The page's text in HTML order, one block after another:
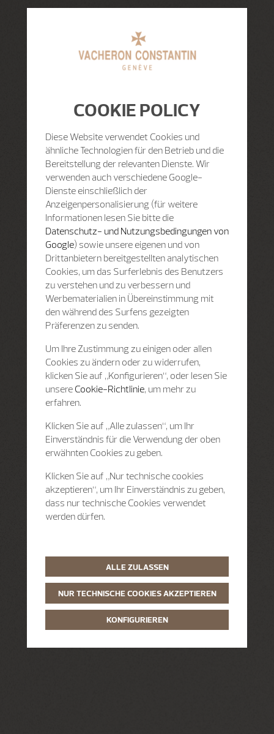
COOKIE POLICY
Diese Website verwendet Cookies und
ähnliche Technologien für den Betrieb und die
Bereitstellung der relevanten Dienste. Wir
verwenden auch verschiedene Google-
Dienste einschließlich der
Anzeigenpersonalisierung (für weitere
Informationen lesen Sie bitte die
Datenschutz- und Nutzungsbedingungen von
Google) sowie unsere eigenen und von
Drittanbietern bereitgestellten analytischen
Cookies, um das Surferlebnis des Benutzers
zu verstehen und zu verbessern und
Werbematerialien in Übereinstimmung mit
den während des Surfens gezeigten
Präferenzen zu senden.
Um Ihre Zustimmung zu einigen oder allen
Cookies zu ändern oder zu widerrufen,
klicken Sie auf „Konfigurieren“, oder lesen Sie
unsere Cookie-Richtlinie, um mehr zu
erfahren.
Klicken Sie auf „Alle zulassen“, um Ihr
Einverständnis für die Verwendung der oben
erwähnten Cookies zu geben.
Klicken Sie auf „Nur technische cookies
akzeptieren“, um Ihr Einverständnis zu geben,
dass nur technische Cookies verwendet
werden dürfen.
ALLE ZULASSEN
NUR TECHNISCHE COOKIES AKZEPTIEREN
KONFIGURIEREN